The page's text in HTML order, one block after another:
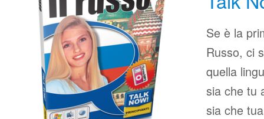
Se è la
Russo, ci
quella
sia che tu
sia che